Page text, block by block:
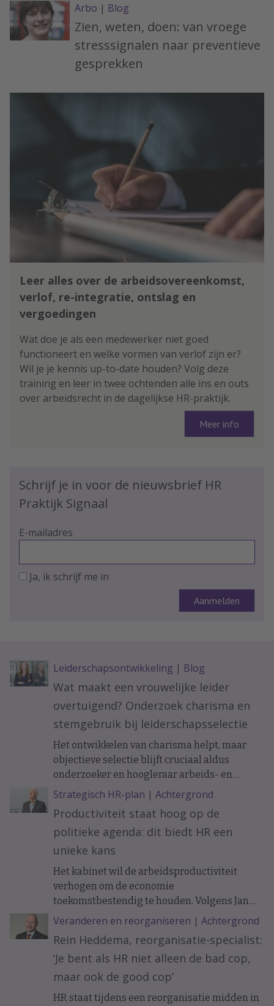
Arbo | Blog
Zien, weten, doen: van vroege
stresssignalen naar preventieve
gesprekken
Leer alles over de arbeidsovereenkomst,
verlof, re-integratie, ontslag en
vergoedingen
Wat doe je als een medewerker niet goed
functioneert en welke vormen van verlof zijn er?
Wil je je kennis up-to-date houden? Volg deze
training en leer in twee ochtenden alle ins en outs
over arbeidsrecht in de dagelijkse HR-praktijk.
Meer info
Schrijf je in voor de nieuwsbrief HR
Praktijk Signaal
E-mailadres
Ja, ik schrijf me in
Leiderschapsontwikkeling | Blog
Wat maakt een vrouwelijke leider
overtuigend? Onderzoek charisma en
stemgebruik bij leiderschapsselectie
Het ontwikkelen van charisma helpt, maar
objectieve selectie blijft cruciaal aldus
onderzoeker en hoogleraar arbeids- en
organisatiepsychologie Janneke Oostrom.
Strategisch HR-plan | Achtergrond
Productiviteit staat hoog op de
politieke agenda: dit biedt HR een
unieke kans
Het kabinet wil de arbeidsproductiviteit
verhogen om de economie
toekomstbestendig te houden. Volgens Jan
Tjerk Boonstra biedt de nieuwe
Productiviteitsagenda HR een uitgelezen
kans om een strategischere rol te pakken bij
innovatie, werkontwerp en
organisatieontwikkeling.
Veranderen en reorganiseren | Achtergrond
Rein Heddema, reorganisatie-specialist:
‘Je bent als HR niet alleen de bad cop,
maar ook de good cop’
HR staat tijdens een reorganisatie midden in